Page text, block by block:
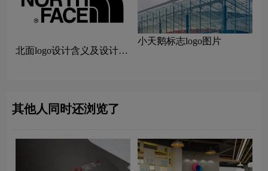
北面logo设计含义及设计理
小天鹅标志logo图片
其他人同时还浏览了